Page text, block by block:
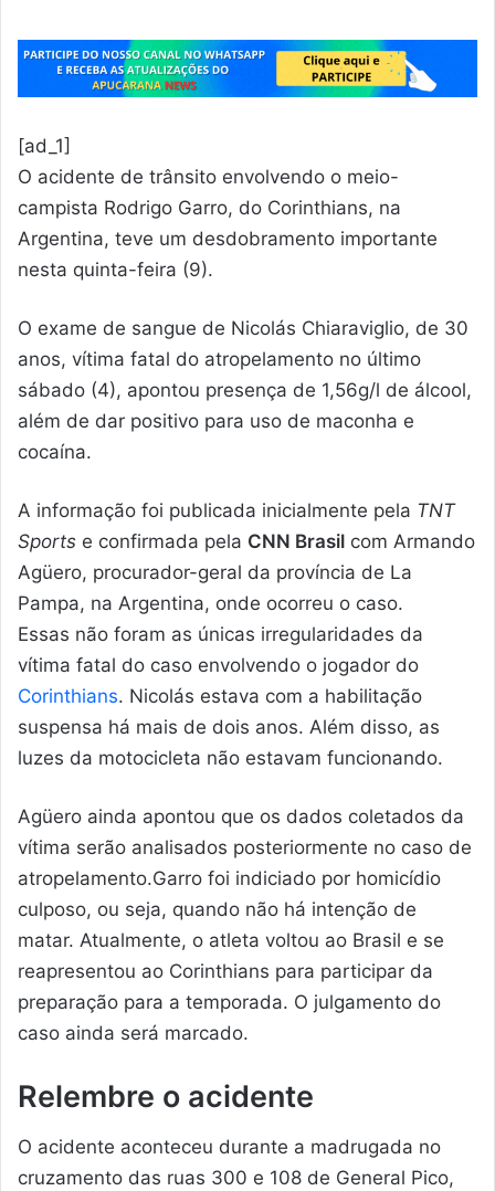
[ad_1]
O acidente de trânsito envolvendo o meio-
campista Rodrigo Garro, do Corinthians, na
Argentina, teve um desdobramento importante
nesta quinta-feira (9).
O exame de sangue de Nicolás Chiaraviglio, de 30
anos, vítima fatal do atropelamento no último
sábado (4), apontou presença de 1,56g/l de álcool,
além de dar positivo para uso de maconha e
cocaína.
A informação foi publicada inicialmente pela TNT
Sports e confirmada pela CNN Brasil com Armando
Agüero, procurador-geral da província de La
Pampa, na Argentina, onde ocorreu o caso.
Essas não foram as únicas irregularidades da
vítima fatal do caso envolvendo o jogador do
Corinthians. Nicolás estava com a habilitação
suspensa há mais de dois anos. Além disso, as
luzes da motocicleta não estavam funcionando.
Agüero ainda apontou que os dados coletados da
vítima serão analisados ​​posteriormente no caso de
atropelamento.Garro foi indiciado por homicídio
culposo, ou seja, quando não há intenção de
matar. Atualmente, o atleta voltou ao Brasil e se
reapresentou ao Corinthians para participar da
preparação para a temporada. O julgamento do
caso ainda será marcado.
Relembre o acidente
O acidente aconteceu durante a madrugada no
cruzamento das ruas 300 e 108 de General Pico,